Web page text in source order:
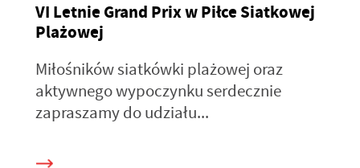
VI Letnie Grand Prix w Piłce Siatkowej
Plażowej
Miłośników siatkówki plażowej oraz
aktywnego wypoczynku serdecznie
zapraszamy do udziału...